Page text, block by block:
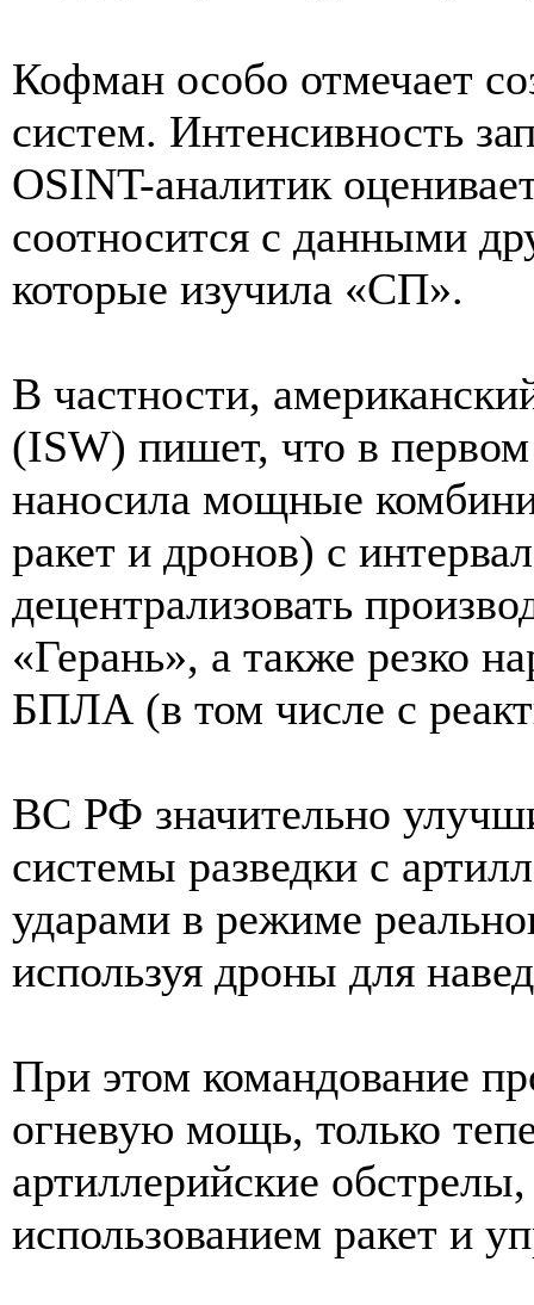
Кофман особо отмечает
систем. Интенсивность
OSINT-аналитик
соотносится с данными
которые изучила «СП».
В частности,
(ISW) пишет, что в
наносила мощные
ракет и дронов) с
децентрализовать
«Герань», а также резко
БПЛА (в том числе с
ВС РФ значительно
системы разведки с
ударами в режиме
используя дроны для
При этом командование
огневую мощь, только
артиллерийские
использованием ракет и